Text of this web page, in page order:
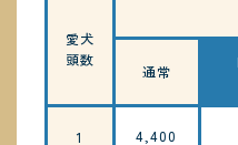
愛犬
頭数
通常
1 4,400